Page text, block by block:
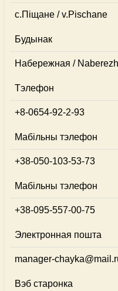
с.Піщане / v.Pischane
Будынак
Набережная /
Тэлефон
+8-0654-92-2-93
Мабільны тэлефон
+38-050-103-53-73
Мабільны тэлефон
+38-095-557-00-75
Электронная пошта
manager-
Вэб старонка